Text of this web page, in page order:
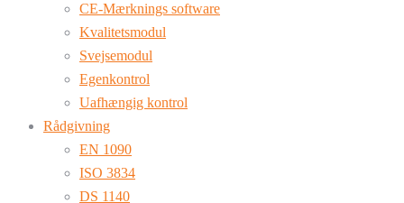
CE-Mærknings software
Kvalitetsmodul
Svejsemodul
Egenkontrol
Uafhængig kontrol
Rådgivning
EN 1090
ISO 3834
DS 1140